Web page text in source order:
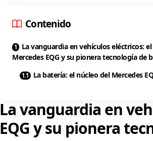
Contenido
La vanguardia en vehículos eléctricos: el
Mercedes EQG y su pionera tecnología de
La batería: el núcleo del Mercedes
La vanguardia en
EQG y su pionera